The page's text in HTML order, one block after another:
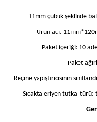
11mm çubuk şeklinde
Ürün adı:
Paket içeriği: 10
Paket
Reçine yapıştırıcısının
Sıcakta eriyen tutkal türü: